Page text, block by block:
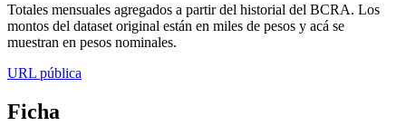
Totales mensuales agregados a partir del historial del BCRA. Los
montos del dataset original están en miles de pesos y acá se
muestran en pesos nominales.
URL pública
Ficha